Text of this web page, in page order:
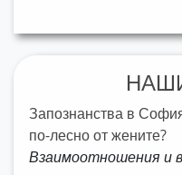
Запознанства в
по-лесно от жените?
Взаимоотношения и